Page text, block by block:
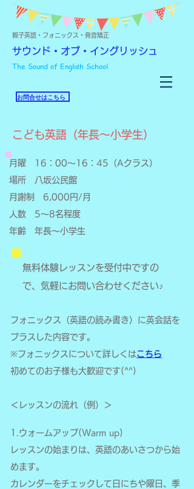
親子英語・フォニックス・発音矯正
サウンド・オブ・イングリッシュ
The Sound of English School
お問合せはこちら
こども英語（年長～小学生）
月曜 16：00～16：45（Aクラス）
​場所 八坂公民館
月謝制 6,000円/月
​人数 5～8名程度
​年齢 年長～小学生
無料体験レッスンを受付中ですの
で、気軽にお問い合わせください♪
フォニックス（英語の読み書き）に英会話を
プラスした内容です。
※フォニックスについて詳しくはこちら
初めてのお子様も大歓迎です(^^)
＜レッスンの流れ（例）＞
1.ウォームアップ(Warm up)
レッスンの始まりは、英語のあいさつから始
めます。
カレンダーをチェックして日にちや曜日、季